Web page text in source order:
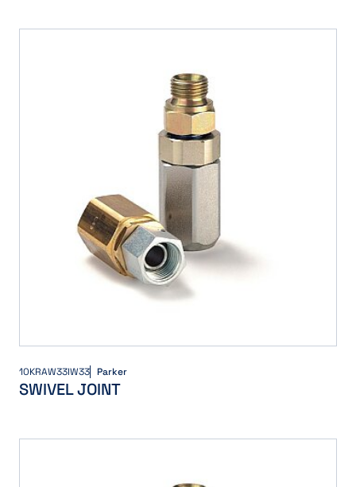
10KRAW33IW33 Parker
SWIVEL JOINT